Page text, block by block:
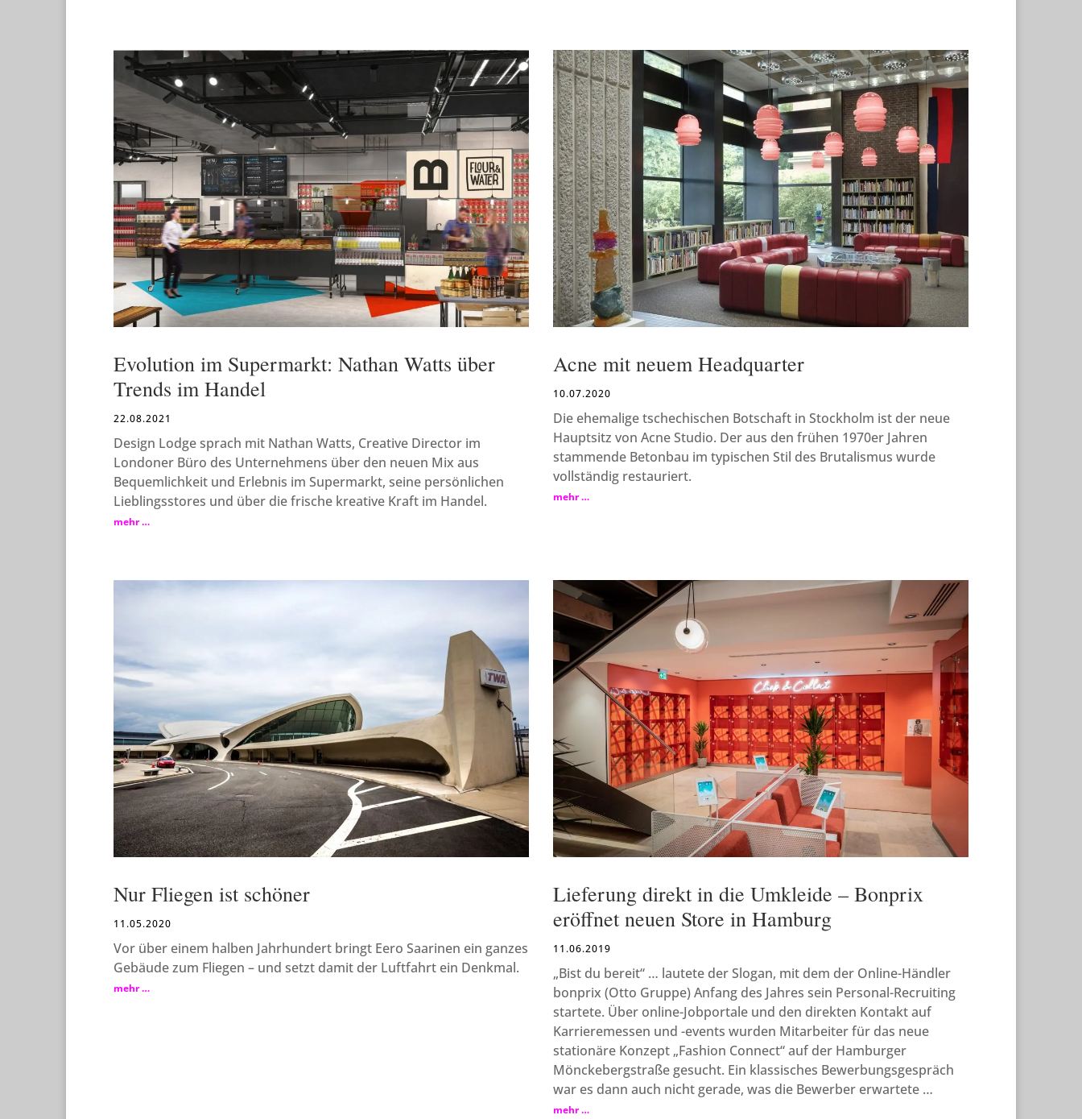
Evolution im Supermarkt: Nathan Watts über
Trends im Handel
22.08.2021
Design Lodge sprach mit Nathan Watts, Creative Director im
Londoner Büro des Unternehmens über den neuen Mix aus
Bequemlichkeit und Erlebnis im Supermarkt, seine persönlichen
Lieblingsstores und über die frische kreative Kraft im Handel.
mehr …
Acne mit neuem Headquarter
10.07.2020
Die ehemalige tschechischen Botschaft in Stockholm ist der neue
Hauptsitz von Acne Studio. Der aus den frühen 1970er Jahren
stammende Betonbau im typischen Stil des Brutalismus wurde
vollständig restauriert.
mehr …
Nur Fliegen ist schöner
11.05.2020
Vor über einem halben Jahrhundert bringt Eero Saarinen ein ganzes
Gebäude zum Fliegen – und setzt damit der Luftfahrt ein Denkmal.
mehr …
Lieferung direkt in die Umkleide – Bonprix
eröffnet neuen Store in Hamburg
11.06.2019
„Bist du bereit“ … lautete der Slogan, mit dem der Online-Händler
bonprix (Otto Gruppe) Anfang des Jahres sein Personal-Recruiting
startete. Über online-Jobportale und den direkten Kontakt auf
Karrieremessen und -events wurden Mitarbeiter für das neue
stationäre Konzept „Fashion Connect“ auf der Hamburger
Mönckebergstraße gesucht. Ein klassisches Bewerbungsgespräch
war es dann auch nicht gerade, was die Bewerber erwartete …
mehr …